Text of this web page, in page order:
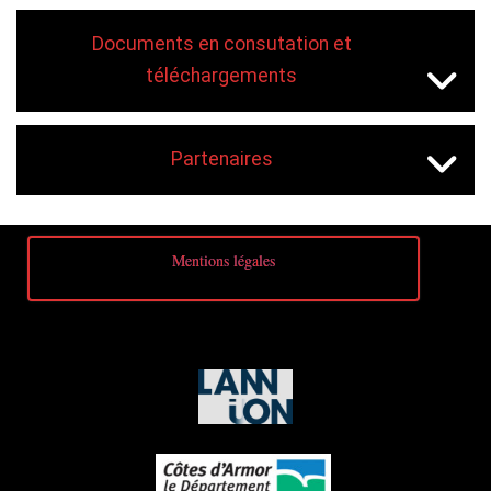
Documents en consutation et
téléchargements
Partenaires
Mentions légales